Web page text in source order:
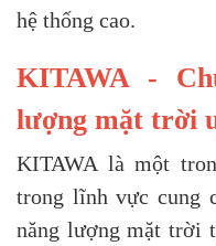
hệ thống cao.
KITAWA -
lượng mặt trời
KITAWA là một
trong lĩnh vực cung
năng lượng mặt trời